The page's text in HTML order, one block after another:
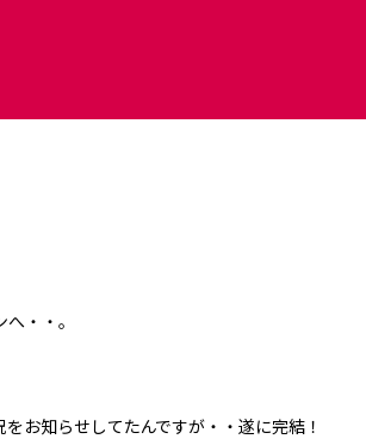
・・。
お知らせしてたんですが・・遂に完結！